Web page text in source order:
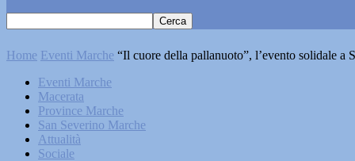
Home Eventi Marche “Il cuore della pallanuoto”, l’evento solidale a
Eventi Marche
Macerata
Province Marche
San Severino Marche
Attualità
Sociale